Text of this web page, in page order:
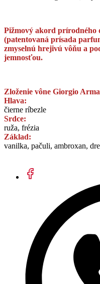
Pižmový akord prírodného
(patentovaná prísada
zmyselnú hrejivú vôňu a
jemnosťou.
Zloženie vône Giorgio
Hlava:
čierne ríbezle
Srdce:
ruža, frézia
Základ:
vanilka, pačuli, ambroxan,